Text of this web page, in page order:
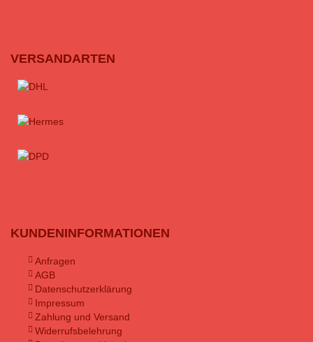
VERSANDARTEN
KUNDENINFORMATIONEN
Anfragen
AGB
Datenschutzerklärung
Impressum
Zahlung und Versand
Widerrufsbelehrung